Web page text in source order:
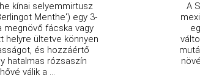
kínai selyemmirtusz
Menthe') egy 3-
megnövő fácska vagy
helyre ültetve könnyen
és hozzáértő
hatalmas rózsaszín
válik a ...
A